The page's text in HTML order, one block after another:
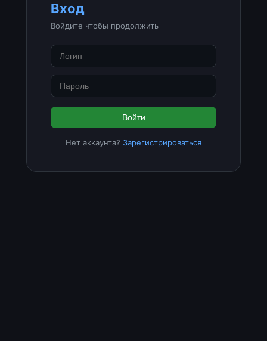
Вход
Войдите чтобы продолжить
Войти
Нет аккаунта? Зарегистрироваться